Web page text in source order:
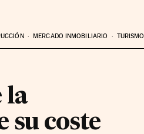
MERCADO INMOBILIARIO TURISMO
la
coste